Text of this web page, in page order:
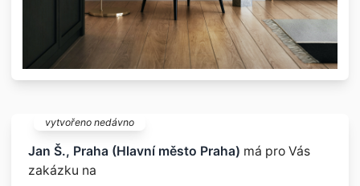
vytvořeno nedávno
Jan Š., Praha (Hlavní město Praha) má pro Vás
zakázku na